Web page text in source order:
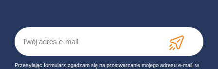
Przesyłając formularz zgadzam się na przetwarzanie mojego adresu e-mail, w